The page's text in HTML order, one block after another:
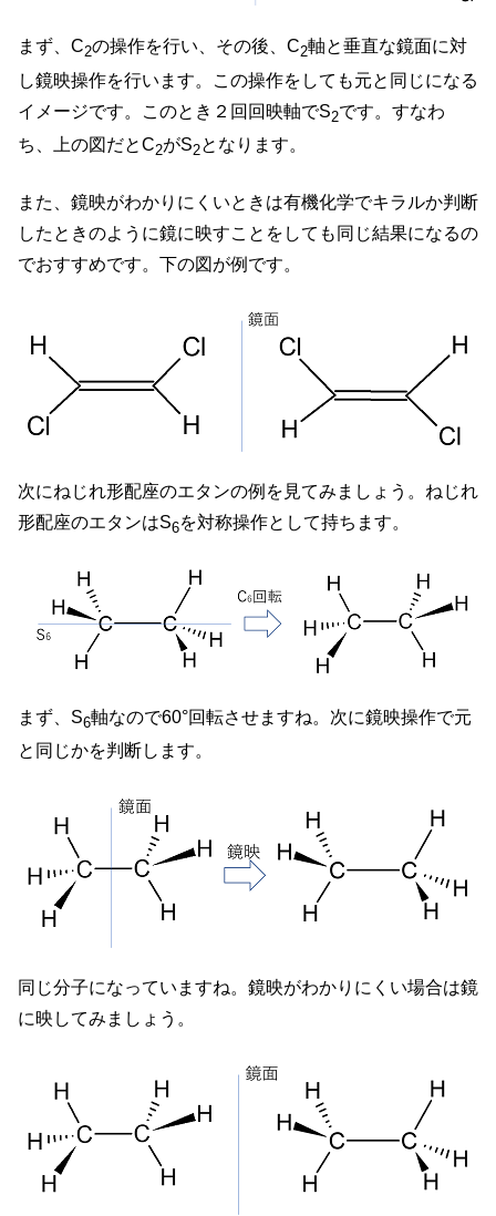
まず、C2の操作を行い、その後、C2軸と垂直な鏡面に対
し鏡映操作を行います。この操作をしても元と同じになる
イメージです。このとき２回回映軸でS2です。すなわ
ち、上の図だとC2がS2となります。
また、鏡映がわかりにくいときは有機化学でキラルか判断
したときのように鏡に映すことをしても同じ結果になるの
でおすすめです。下の図が例です。
次にねじれ形配座のエタンの例を見てみましょう。ねじれ
形配座のエタンはS6を対称操作として持ちます。
まず、S6軸なので60°回転させますね。次に鏡映操作で元
と同じかを判断します。
同じ分子になっていますね。鏡映がわかりにくい場合は鏡
に映してみましょう。